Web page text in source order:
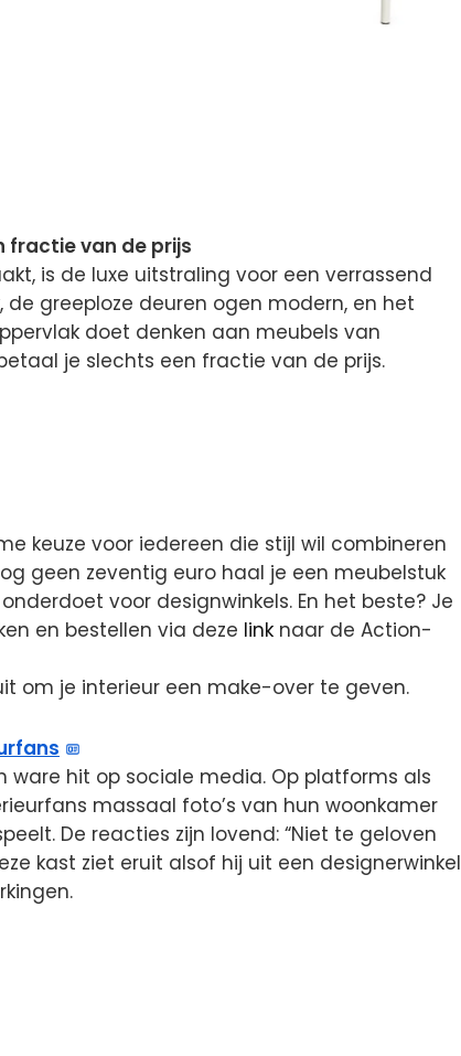
fractie van de prijs
is de luxe uitstraling voor een verrassend
de greeploze deuren ogen modern, en het
doet denken aan meubels van
je slechts een fractie van de prijs.
keuze voor iedereen die stijl wil combineren
geen zeventig euro haal je een meubelstuk
voor designwinkels. En het beste? Je
en bestellen via deze link naar de Action-
om je interieur een make-over te geven.
ware hit op sociale media. Op platforms als
massaal foto’s van hun woonkamer
De reacties zijn lovend: “Niet te geloven
kast ziet eruit alsof hij uit een designerwinkel